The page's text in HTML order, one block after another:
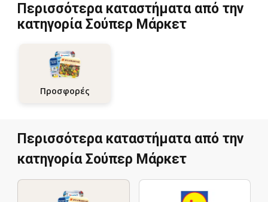
Περισσότερα καταστήματα από την
κατηγορία Σούπερ Μάρκετ
Προσφορές
Περισσότερα καταστήματα από την
κατηγορία Σούπερ Μάρκετ